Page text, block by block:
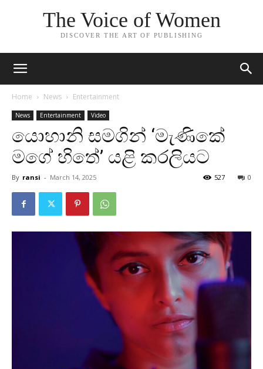
The Voice of Women
DISCOVER THE ART OF PUBLISHING
Home News Entertainment
News Entertainment Video
යොහානි සමගින් ‘මැණිකේ
මගේ හිතේ’ යළි කරලියට
By ransi - March 14, 2025 0
527